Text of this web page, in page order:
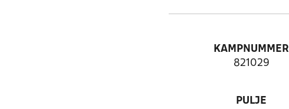
KAMPNUMMER
821029
PULJE